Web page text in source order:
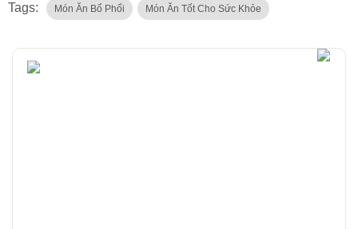
Tags: Món Ăn Bổ Phổi Món Ăn Tốt Cho Sức Khỏe